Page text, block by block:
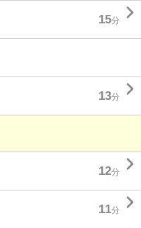
15分 
13分 
12分 
11分 